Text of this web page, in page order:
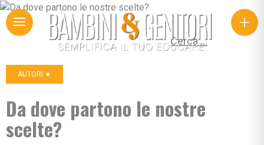
+
Ricerca per:
AUTORI ★
Da dove partono le nostre
scelte?